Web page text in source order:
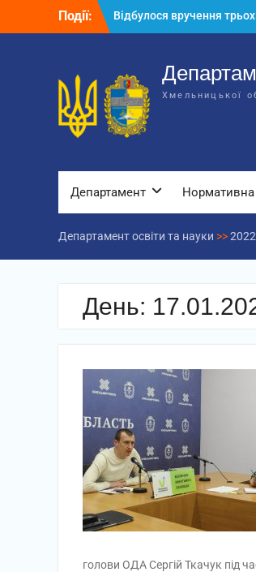
Події:
Відбулося засідання
Департаменту освіти та
Відбулась обласна
відповідальних за
патріотичне виховання
Відбулося вручення трьох
для потреб закладів освіти
Хмельницької
Департамент Нормативна
Департамент освіти та науки >>2022
День:
голови ОДА Сергій Ткачук під